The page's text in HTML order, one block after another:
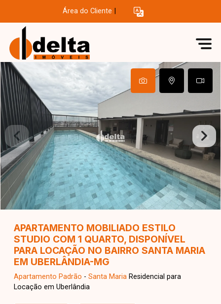
Área do Cliente
APARTAMENTO MOBILIADO ESTILO
STUDIO COM 1 QUARTO, DISPONÍVEL
PARA LOCAÇÃO NO BAIRRO SANTA MARIA
EM UBERLÂNDIA-MG
Apartamento Padrão - Santa Maria Residencial para
Locação em Uberlândia